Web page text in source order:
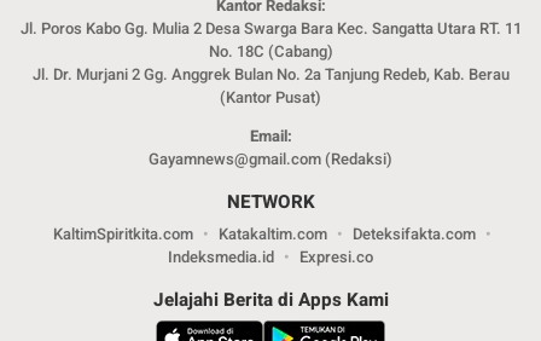
Kantor Redaksi:
Jl. Poros Kabo Gg. Mulia 2 Desa Swarga Bara Kec. Sangatta Utara RT. 11
No. 18C (Cabang)
Jl. Dr. Murjani 2 Gg. Anggrek Bulan No. 2a Tanjung Redeb, Kab. Berau
(Kantor Pusat)
Email:
Gayamnews@gmail.com (Redaksi)
NETWORK
KaltimSpiritkita.com Katakaltim.com
Deteksifakta.com
Indeksmedia.id
Expresi.co
Jelajahi Berita di Apps Kami